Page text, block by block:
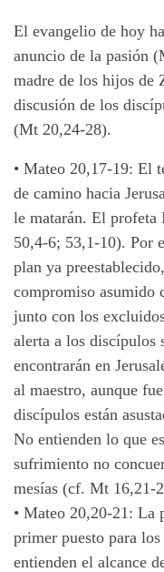
El evangelio de hoy
anuncio de la pasión
madre de los hijos de
discusión de los
(Mt 20,24-28).
• Mateo 20,17-19: El
de camino hacia
le matarán. El profeta
50,4-6; 53,1-10). Por
plan ya
compromiso asumido
junto con los
alerta a los discípulos
encontrarán en
al maestro, aunque
discípulos están
No entienden lo que
sufrimiento no
mesías (cf. Mt 16,21-
• Mateo 20,20-21: La
primer puesto para
entienden el alcance